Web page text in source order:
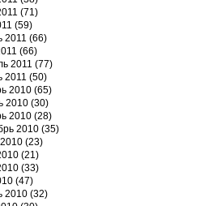
(71)
(59)
2011 (66)
(66)
2011 (77)
2011 (50)
2010(65)
2010(30)
2010(28)
2010(35)
2010(23)
(21)
(33)
(47)
2010(32)